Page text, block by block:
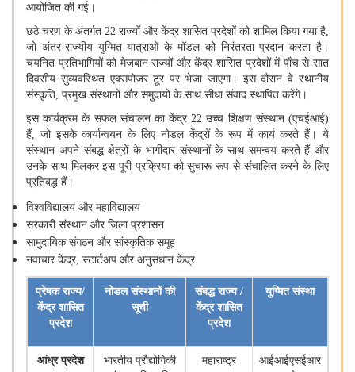
आयोजित की गई।
छठे चरण के अंतर्गत 22 राज्यों और केंद्र शासित प्रदेशों को शामिल किया गया है
जो अंतर-राज्यीय युग्मित यात्राओं के मॉडल को निरंतरता प्रदान करता है।
चयनित प्रतिभागियों को मेजबान राज्यों और केंद्र शासित प्रदेशों में पाँच से सात
दिवसीय सुव्यवस्थित एक्सपोजर टूर पर भेजा जाएगा। इस दौरान वे स्थानीय
संस्कृति प्रमुख संस्थानों और समुदायों के साथ सीधा संवाद स्थापित करेंगे।
इस कार्यक्रम के सफल संचालन का केंद्र 22उच्च शिक्षण संस्थान (एचईआई)
हैं
जो इसके कार्यान्वयन के लिए नोडल केंद्रों के रूप में कार्य करते हैं। ये
संस्थान अपने संबद्ध क्षेत्रों के भागीदार संस्थानों के साथ समन्वय करते हैं और
उनके साथ मिलकर इस पूरी प्रक्रिया को सुचारू रूप से संचालित करने के लिए
प्रतिबद्ध हैं।
विश्वविद्यालय और महाविद्यालय
सरकारी संस्थान और जिला प्रशासन
सामुदायिक संगठन और सांस्कृतिक समूह
नवाचार केंद्र, स्टार्टअप और अनुसंधान केंद्र
प्रेषक राज्य/
केंद्र शासित
प्रदेश
नोडल संस्थानों की
सूची
संबद्ध राज्य /
केंद्र शासित
प्रदेश
युग्मित संस्था
आंध्र प्रदेश
भारतीय प्रौद्योगिकी
महाराष्ट्र
आईआईएसईआर